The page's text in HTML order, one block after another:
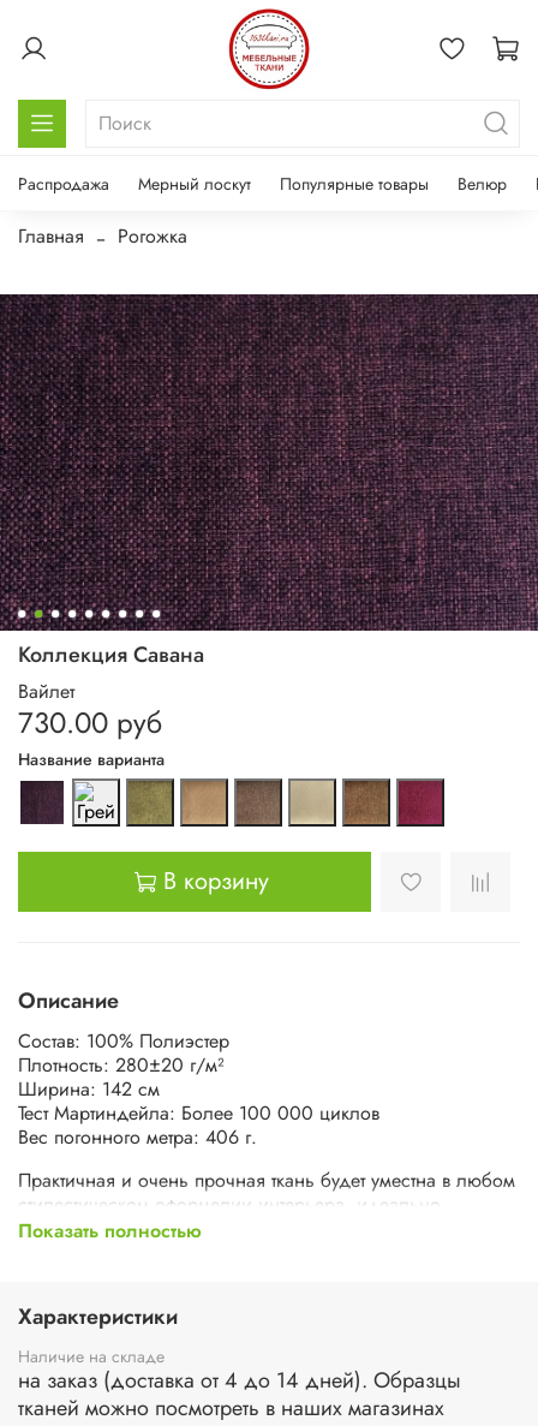
Распродажа Мерный лоскут Популярные товары Велюр
Главная Рогожка
Коллекция Савана
Вайлет
730.00 руб
Название варианта
В корзину
Описание
Состав: 100% Полиэстер
Плотность: 280±20 г/м²
Ширина: 142 см
Тест Мартиндейла: Более 100 000 циклов
Вес погонного метра: 406 г.
Практичная и очень прочная ткань будет уместна в любом
стилестическом оформелии интерьера, идеально
сочетается с искусственной кожей.
Показать полностью
Характеристики
Наличие на складе
на заказ (доставка от 4 до 14 дней). Образцы
тканей можно посмотреть в наших магазинах